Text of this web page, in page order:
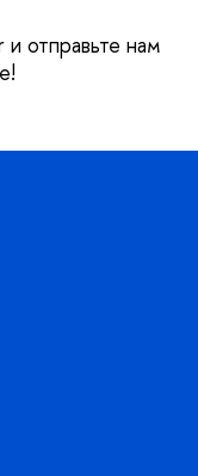
отправьте нам